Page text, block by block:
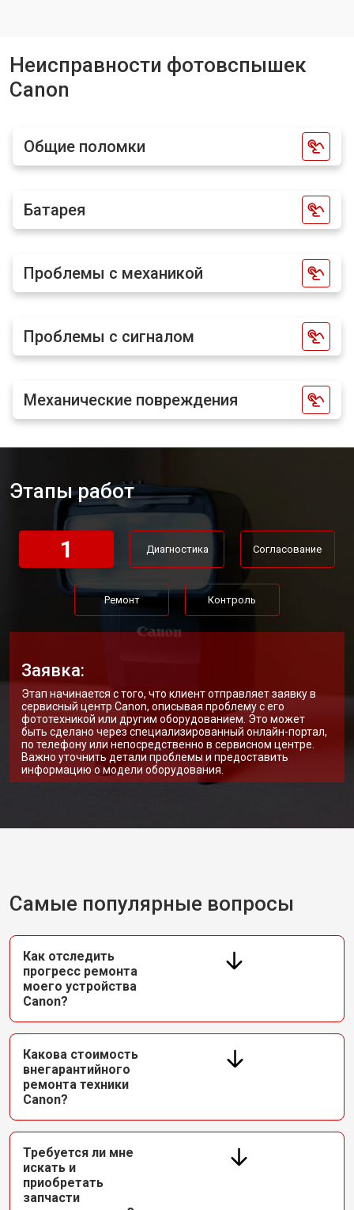
Неисправности фотовспышек
Canon
Общие поломки
Батарея
Проблемы с механикой
Проблемы с сигналом
Механические повреждения
Этапы работ
1 Диагностика Согласование
Ремонт Контроль
Заявка:
Этап начинается с того, что клиент отправляет заявку в
сервисный центр Canon, описывая проблему с его
фототехникой или другим оборудованием. Это может
быть сделано через специализированный онлайн-портал,
по телефону или непосредственно в сервисном центре.
Важно уточнить детали проблемы и предоставить
информацию о модели оборудования.
Самые популярные вопросы
Как отследить
прогресс ремонта
моего устройства
Canon?
Какова стоимость
внегарантийного
ремонта техники
Canon?
Требуется ли мне
искать и
приобретать
запчасти